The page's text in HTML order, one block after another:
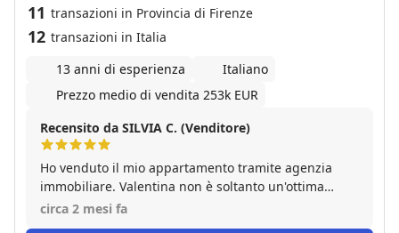
11 transazioni in Provincia di Firenze
12 transazioni in Italia
13 anni di esperienza
Italiano
Prezzo medio di vendita 253k EUR
Recensito da SILVIA C. (Venditore)
Ho venduto il mio appartamento tramite agenzia
immobiliare. Valentina non è soltanto un'ottima
professionista ma ha un'empatia fuori dal comune.
circa 2 mesi fa